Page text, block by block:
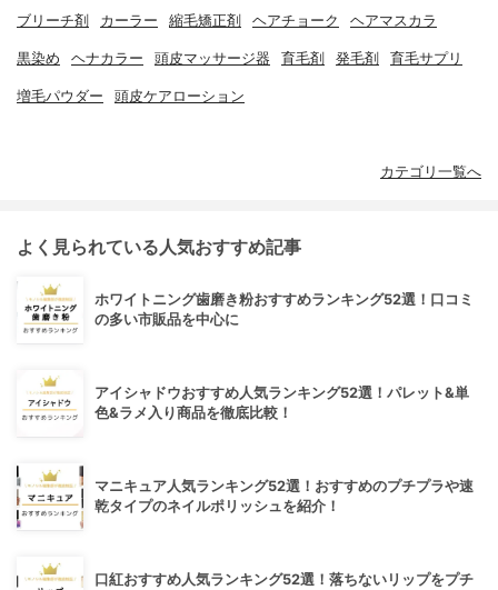
ブリーチ剤 カーラー 縮毛矯正剤 ヘアチョーク ヘアマスカラ
黒染め ヘナカラー 頭皮マッサージ器 育毛剤 発毛剤 育毛サプリ
増毛パウダー 頭皮ケアローション
カテゴリ一覧へ
よく見られている人気おすすめ記事
ホワイトニング歯磨き粉おすすめランキング52選！口コミ
の多い市販品を中心に
アイシャドウおすすめ人気ランキング52選！パレット&単
色&ラメ入り商品を徹底比較！
マニキュア人気ランキング52選！おすすめのプチプラや速
乾タイプのネイルポリッシュを紹介！
口紅おすすめ人気ランキング52選！落ちないリップをプチ